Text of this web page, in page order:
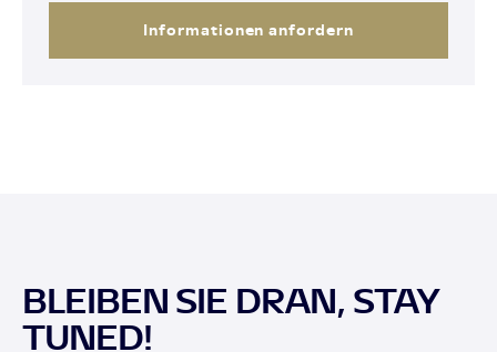
Informationen anfordern
BLEIBEN SIE DRAN, STAY
TUNED!